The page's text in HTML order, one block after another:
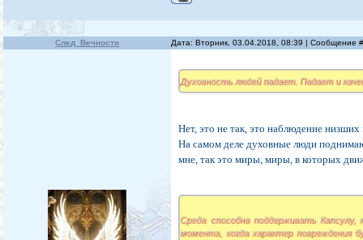
След_Вечности Дата: Вторник, 03.04.2018, 08:39 | Сообщение
Духовность людей падает. Падает и
Нет, это не так, это наблюдение
На самом деле духовные люди
мне, так это миры, миры, в которых
Среда способна поддерживать
момента, когда характер повреждения